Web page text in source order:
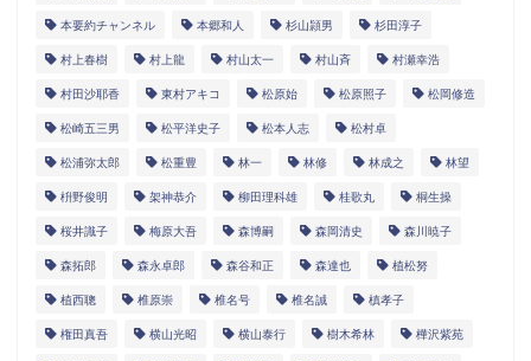
本要約チャンネル 本郷和人 杉山頴男 杉田淳子
村上春樹 村上龍 村山太一 村山斉 村瀬幸浩
村田沙耶香 東村アキコ 松原始 松原照子 松岡修造
松崎五三男 松平洋史子 松本人志 松村卓
松浦弥太郎 松重豊 林一 林修 林成之 林望
枡野俊明 架神恭介 柳田理科雄 桂歌丸 桐生操
桜井識子 梅原大吾 森博嗣 森岡清史 森川暁子
森拓郎 森永卓郎 森谷和正 森達也 植松努
植西聰 椎原崇 椎名号 椎名誠 槙孝子
権田真吾 横山光昭 横山泰行 樹木希林 樺沢紫苑